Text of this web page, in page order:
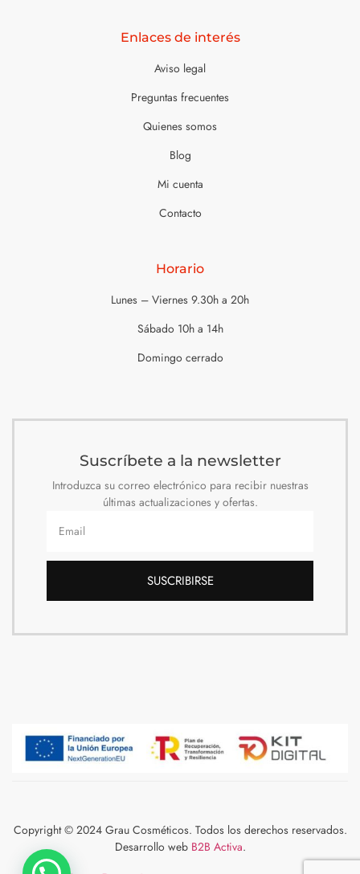
Enlaces de interés
Aviso legal
Preguntas frecuentes
Quienes somos
Blog
Mi cuenta
Contacto
Horario
Lunes – Viernes 9.30h a 20h
Sábado 10h a 14h
Domingo cerrado
Suscríbete a la newsletter
Introduzca su correo electrónico para recibir nuestras
últimas actualizaciones y ofertas.
SUSCRIBIRSE
Copyright © 2024 Grau Cosméticos. Todos los derechos reservados.
Desarrollo web B2B Activa.